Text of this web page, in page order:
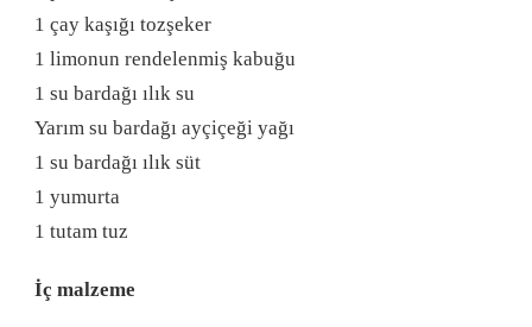
1 çay kaşığı tozşeker
1 limonun rendelenmiş kabuğu
1 su bardağı ılık su
Yarım su bardağı ayçiçeği yağı
1 su bardağı ılık süt
1 yumurta
1 tutam tuz
İç malzeme